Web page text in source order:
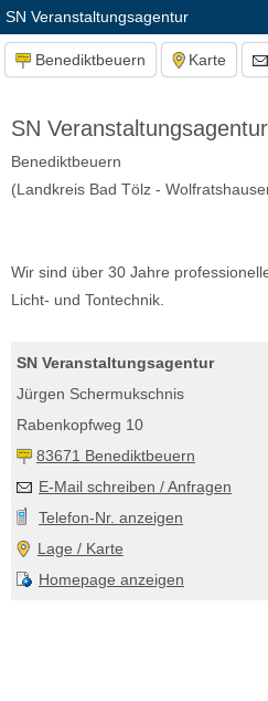
SN Veranstaltungsagentur
Benediktbeuern Karte
SN Veranstaltungsagentur
Benediktbeuern
(Landkreis Bad Tölz -
Wir sind über 30 Jahre
Licht- und Tontechnik.
SN Veranstaltungsagentur
Jürgen Schermukschnis
Rabenkopfweg 10
83671 Benediktbeuern
E-Mail schreiben / Anfragen
Telefon-Nr. anzeigen
Lage / Karte
Homepage anzeigen